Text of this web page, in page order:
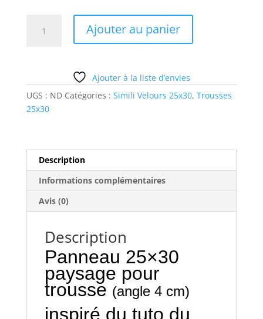
-
trousse
Ajouter au panier
Ajouter à la liste d’envies
UGS : ND Catégories : Simili Velours 25x30, Trousses
25x30
Description
Informations complémentaires
Avis (0)
Description
Panneau 25×30
paysage pour
trousse (angle 4 cm)
inspiré du tuto du